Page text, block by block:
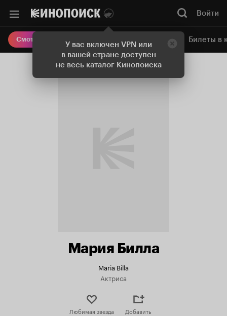
У вас включен VPN или
в вашей стране доступен
не весь каталог Кинопоиска
Войти
Смотреть кино Онлайн-кинотеатр Билеты в
Мария Билла
Maria Billa
Актриса
Любимая звезда Добавить